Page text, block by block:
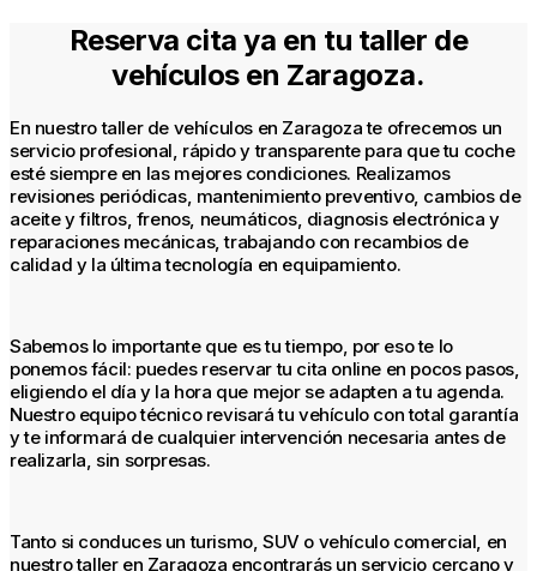
Reserva cita ya en tu taller de
vehículos en Zaragoza.
En nuestro taller de vehículos en Zaragoza te ofrecemos un
servicio profesional, rápido y transparente para que tu coche
esté siempre en las mejores condiciones. Realizamos
revisiones periódicas, mantenimiento preventivo, cambios de
aceite y filtros, frenos, neumáticos, diagnosis electrónica y
reparaciones mecánicas, trabajando con recambios de
calidad y la última tecnología en equipamiento.
Sabemos lo importante que es tu tiempo, por eso te lo
ponemos fácil: puedes reservar tu cita online en pocos pasos,
eligiendo el día y la hora que mejor se adapten a tu agenda.
Nuestro equipo técnico revisará tu vehículo con total garantía
y te informará de cualquier intervención necesaria antes de
realizarla, sin sorpresas.
Tanto si conduces un turismo, SUV o vehículo comercial, en
nuestro taller en Zaragoza encontrarás un servicio cercano y